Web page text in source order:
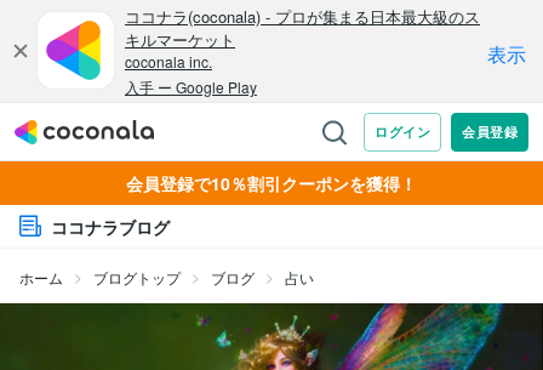
会員登録で10％割引クーポンを獲得！
ココナラブログ
ホーム ブログトップ ブログ 占い